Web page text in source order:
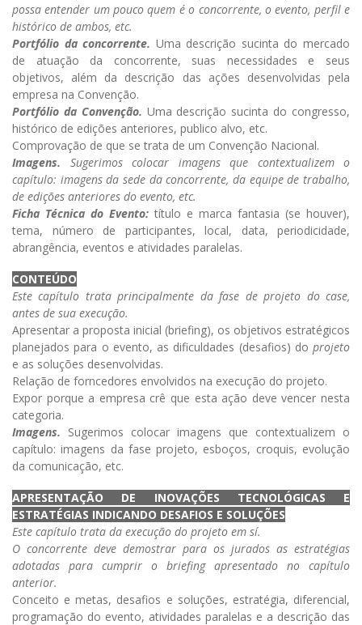
possa entender um pouco quem é o concorrente, o evento, perfil e
histórico de ambos, etc.
Portfólio da concorrente. Uma descrição sucinta do mercado
de atuação da concorrente, suas necessidades e seus
objetivos, além da descrição das ações desenvolvidas pela
empresa na Convenção.
Portfólio da Convenção. Uma descrição sucinta do congresso,
histórico de edições anteriores, publico alvo, etc.
Comprovação de que se trata de um Convenção Nacional.
Imagens. Sugerimos colocar imagens que contextualizem o
capítulo: imagens da sede da concorrente, da equipe de trabalho,
de edições anteriores do evento, etc.
Ficha Técnica do Evento: título e marca fantasia (se houver),
tema, número de participantes, local, data, periodicidade,
abrangência, eventos e atividades paralelas.
CONTEÚDO
Este capítulo trata principalmente da fase de projeto do case,
antes de sua execução.
Apresentar a proposta inicial (briefing), os objetivos estratégicos
planejados para o evento, as dificuldades (desafios) do projeto
e as soluções desenvolvidas.
Relação de forncedores envolvidos na execução do projeto.
Expor porque a empresa crê que esta ação deve vencer nesta
categoria.
Imagens. Sugerimos colocar imagens que contextualizem o
capítulo: imagens da fase projeto, esboços, croquis, evolução
da comunicação, etc.
APRESENTAÇÃO DE INOVAÇÕES TECNOLÓGICAS E
ESTRATÉGIAS INDICANDO DESAFIOS E SOLUÇÕES
Este capítulo trata da execução do projeto em sí.
O concorrente deve demostrar para os jurados as estratégias
adotadas para cumprir o briefing apresentado no capítulo
anterior.
Conceito e metas, desafios e soluções, estratégia, diferencial,
programação do evento, atividades paralelas e a descrição das